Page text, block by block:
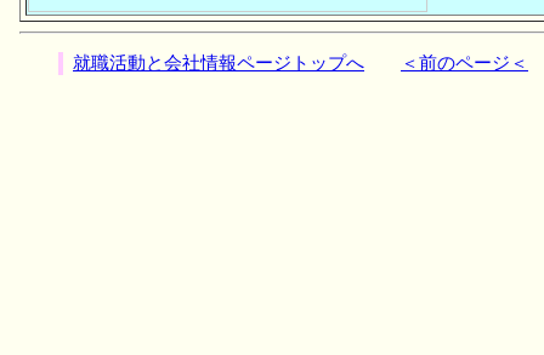
就職活動と会社情報ページトップへ ＜前のページ＜